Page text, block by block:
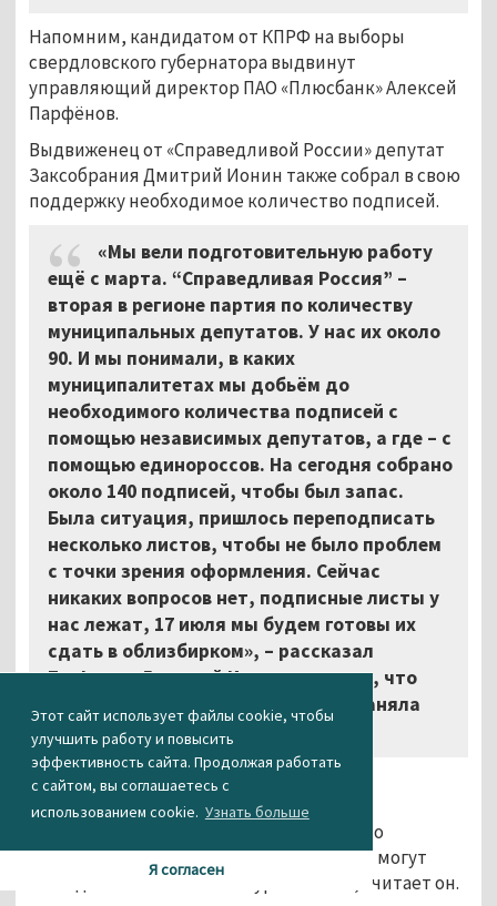
Этот сайт использует файлы cookie, чтобы
улучшить работу и повысить
эффективность сайта. Продолжая работать
с сайтом, вы соглашаетесь с
использованием cookie. Узнать больше
Я согласен
Напомним, кандидатом от КПРФ на выборы
свердловского губернатора выдвинут
управляющий директор ПАО «Плюсбанк» Алексей
Парфёнов.
Выдвиженец от «Справедливой России» депутат
Заксобрания Дмитрий Ионин также собрал в свою
поддержку необходимое количество подписей.
«Мы вели подготовительную работу
ещё с марта. “Справедливая Россия” –
вторая в регионе партия по количеству
муниципальных депутатов. У нас их около
90. И мы понимали, в каких
муниципалитетах мы добьём до
необходимого количества подписей с
помощью независимых депутатов, а где – с
помощью единороссов. На сегодня собрано
около 140 подписей, чтобы был запас.
Была ситуация, пришлось переподписать
несколько листов, чтобы не было проблем
с точки зрения оформления. Сейчас
никаких вопросов нет, подписные листы у
нас лежат, 17 июля мы будем готовы их
сдать в облизбирком», – рассказал
Znak.com Дмитрий Ионин, отметив, что
сама процедура сбора подписей заняла
примерно неделю.
Несмотря на уже собранные подписи,
справедливоросс высказал мнение, что
муниципальный фильтр всё равно нужно
отменять, только в этом случае выборы могут
быть действительно конкурентными, считает он.